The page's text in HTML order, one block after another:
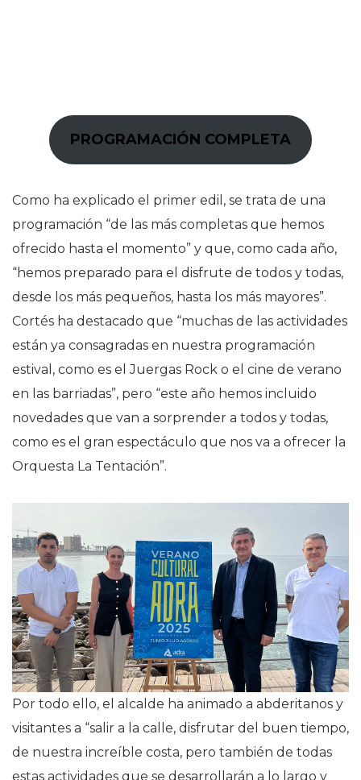
PROGRAMACIÓN COMPLETA
Como ha explicado el primer edil, se trata de una
programación “de las más completas que hemos
ofrecido hasta el momento” y que, como cada año,
“hemos preparado para el disfrute de todos y todas,
desde los más pequeños, hasta los más mayores”.
Cortés ha destacado que “muchas de las actividades
están ya consagradas en nuestra programación
estival, como es el Juergas Rock o el cine de verano
en las barriadas”, pero “este año hemos incluido
novedades que van a sorprender a todos y todas,
como es el gran espectáculo que nos va a ofrecer la
Orquesta La Tentación”.
Por todo ello, el alcalde ha animado a abderitanos y
visitantes a “salir a la calle, disfrutar del buen tiempo,
de nuestra increíble costa, pero también de todas
estas actividades que se desarrollarán a lo largo y